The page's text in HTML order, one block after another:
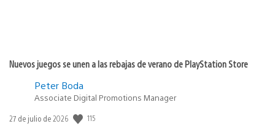
Nuevos juegos se unen a las rebajas de verano de PlayStation Store
Peter Boda
Associate Digital Promotions Manager
Fecha
27 de julio de 2026 115